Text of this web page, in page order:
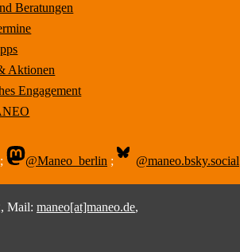
Beratungen
Aktionen
Engagement
; @Maneo_berlin ; @maneo.bsky.social
Mail: maneo[at]maneo.de,